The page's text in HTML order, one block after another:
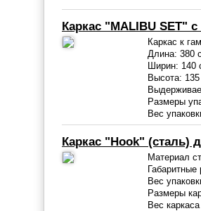
Каркас "MALIBU SET"
Каркас к
Длина: 380
Ширин: 140
Высота:
Размеры
Вес
Каркас "Hook" (сталь)
Материал
Вес
Размеры
Вес каркаса